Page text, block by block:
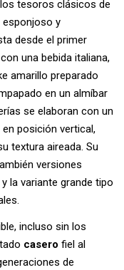
tesoros clásicos de
esponjoso y
desde el primer
una bebida italiana,
amarillo preparado
en un almíbar
se elaboran con un
posición vertical,
textura aireada. Su
versiones
la variante grande tipo
incluso sin los
casero fiel al
de